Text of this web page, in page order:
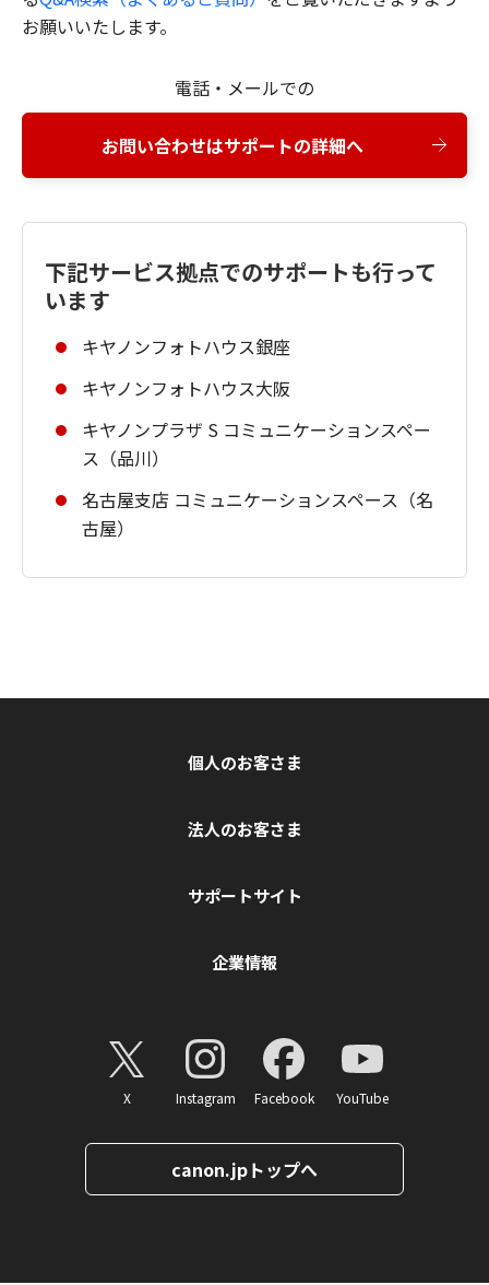
お願いいたします。
電話・メールでの
お問い合わせはサポートの詳細へ
下記サービス拠点でのサポートも行って
います
キヤノンフォトハウス銀座
キヤノンフォトハウス大阪
キヤノンプラザ S コミュニケーションスペー
ス（品川）
名古屋支店 コミュニケーションスペース（名
古屋）
個人のお客さま
法人のお客さま
サポートサイト
企業情報
X Instagram Facebook YouTube
canon.jpトップへ